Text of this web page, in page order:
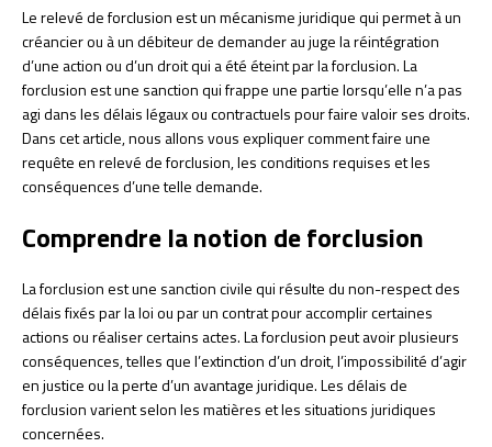
Le relevé de forclusion est un mécanisme juridique qui permet à un
créancier ou à un débiteur de demander au juge la réintégration
d’une action ou d’un droit qui a été éteint par la forclusion. La
forclusion est une sanction qui frappe une partie lorsqu’elle n’a pas
agi dans les délais légaux ou contractuels pour faire valoir ses droits.
Dans cet article, nous allons vous expliquer comment faire une
requête en relevé de forclusion, les conditions requises et les
conséquences d’une telle demande.
Comprendre la notion de forclusion
La forclusion est une sanction civile qui résulte du non-respect des
délais fixés par la loi ou par un contrat pour accomplir certaines
actions ou réaliser certains actes. La forclusion peut avoir plusieurs
conséquences, telles que l’extinction d’un droit, l’impossibilité d’agir
en justice ou la perte d’un avantage juridique. Les délais de
forclusion varient selon les matières et les situations juridiques
concernées.